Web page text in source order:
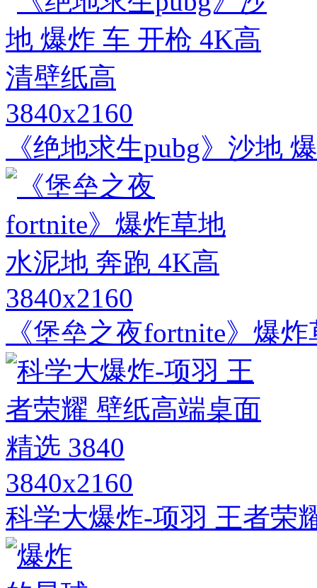
3840x2160
《绝地求生pubg》沙地
3840x2160
《堡垒之夜fortnite》爆
3840x2160
科学大爆炸-项羽 王者荣